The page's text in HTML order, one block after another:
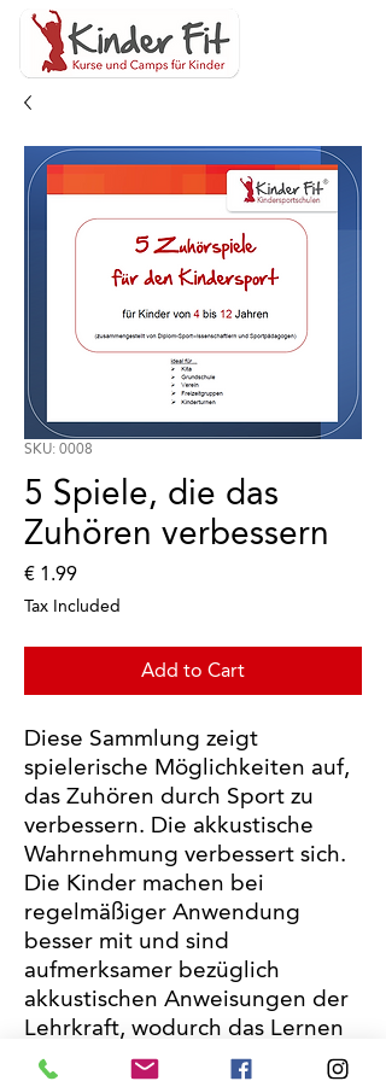
SKU: 0008
5 Spiele, die das
Zuhören verbessern
€ 1.99Price
Tax Included
Add to Cart
Diese Sammlung zeigt
spielerische Möglichkeiten auf,
das Zuhören durch Sport zu
verbessern. Die akkustische
Wahrnehmung verbessert sich.
Die Kinder machen bei
regelmäßiger Anwendung
besser mit und sind
aufmerksamer bezüglich
akkustischen Anweisungen der
Lehrkraft, wodurch das Lernen
erfolgreicher wird.